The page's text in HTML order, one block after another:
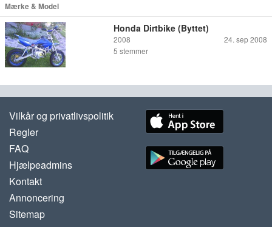
Mærke & Model
Honda Dirtbike (Byttet)
2008
24. sep 2008
5 stemmer
Vilkår og privatlivspolitik
Regler
FAQ
Hjælpeadmins
Kontakt
Annoncering
Sitemap